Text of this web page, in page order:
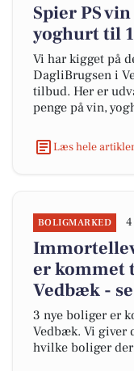
Spier PS
yoghurt til
Vi har kigget på
DagliBrugsen i
tilbud. Her er
penge på vin,
Læs hele
BOLIGMARKED
er kommet
Vedbæk -
3 nye boliger er
Vedbæk. Vi giver
hvilke boliger